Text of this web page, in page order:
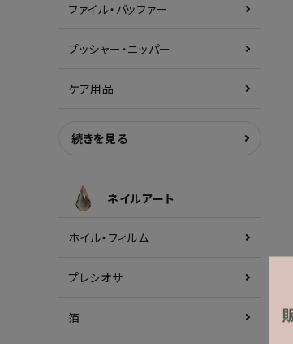
ファイル・バッファー
プッシャー・ニッパー
ケア用品
続きを見る
ネイルアート
ホイル・フィルム
プレシオサ
箔